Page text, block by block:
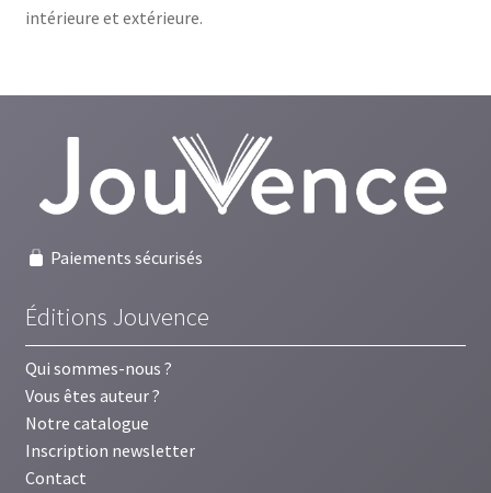
intérieure et extérieure.
Paiements sécurisés
Éditions Jouvence
Qui sommes-nous ?
Vous êtes auteur ?
Notre catalogue
Inscription newsletter
Contact